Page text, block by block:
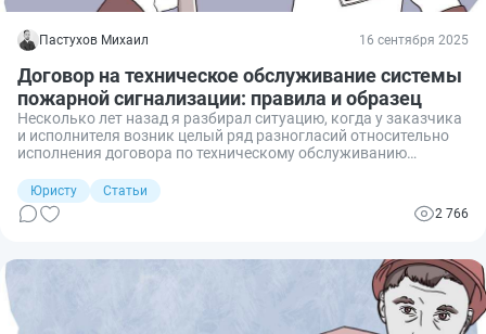
Пастухов Михаил 16 сентября 2025
Договор на техническое обслуживание системы
пожарной сигнализации: правила и образец
Несколько лет назад я разбирал ситуацию, когда у заказчика
и исполнителя возник целый ряд разногласий относительно
исполнения договора по техническому обслуживанию
после того, как у заказчика возникли проблемы с
контролирующими органами. Причиной этому стало то, что
стороны использовали типовой образец по возмездному
деятельности по техобслуживанию пожарной сигнализации.
Чтобы подобных ситуаций не допустить, рассмотрим
подробнее специфику таких сделок, правила составления
Юристу
Статьи
2 766